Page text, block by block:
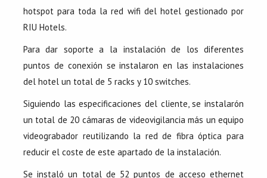
hotspot para toda la red wifi del hotel gestionado por
RIU Hotels.
Para dar soporte a la instalación de los diferentes
puntos de conexión se instalaron en las instalaciones
del hotel un total de 5 racks y 10 switches.
Siguiendo las especificaciones del cliente, se instalarón
un total de 20 cámaras de videovigilancia más un equipo
videograbador reutilizando la red de fibra óptica para
reducir el coste de este apartado de la instalación.
Se instaló un total de 52 puntos de acceso ethernet